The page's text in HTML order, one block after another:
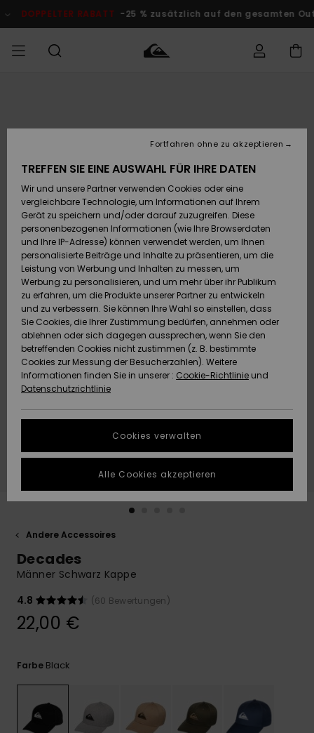
Produktinformation
DOPPELTER RABATT -25 % zusätzlich auf den gesamten
Accessoires
Schuhe&
Flip-Flops
Surf
Snow
Brandneu
Highlights
Accessoires
Schuhe&
Flip-Flops
Surf
Snow
Brandneu
Highlights
FRAUEN
Brandneu
Highlights
Snow
SURF
Kinder
Highlights
Community
SNOW
Snow Shop
Kinder
Snow Shop
Damen
Highlights
Community
DOPPELTER
RABATT
KINDER
Outlet
Frauen
HILFE & KONTAKT
Retouren
Bezahlung
Geschenkkarte
Quiksilver
Freedom
Datenschutz
Starten Sie eine
um die
schnellste
Antwort auf Ihre
erhalten.
Finden Sie
Antworten auf
die häufigsten
Fragen sowie
NACHHALTIGKEIT
SHOPS
QUIKSILVER APP
WUNSCHLISTE
Andere Accessoires
Decades
Männer Schwarz Kappe
4.8
(60 Bewertungen)
22,00 €
Farbe Black
TREFFEN SIE EINE AUSWAHL FÜR IHRE DATEN
Wir und unsere Partner verwenden Cookies oder eine
vergleichbare Technologie, um Informationen auf Ihrem
Gerät zu speichern und/oder darauf zuzugreifen. Diese
personenbezogenen Informationen (wie Ihre Browserdaten
und Ihre IP-Adresse) können verwendet werden, um Ihnen
personalisierte Beiträge und Inhalte zu präsentieren, um die
Leistung von Werbung und Inhalten zu messen, um
Werbung zu personalisieren, und um mehr über ihr Publikum
zu erfahren, um die Produkte unserer Partner zu entwickeln
und zu verbessern. Sie können Ihre Wahl so einstellen, dass
Sie Cookies, die Ihrer Zustimmung bedürfen, annehmen oder
ablehnen oder sich dagegen aussprechen, wenn Sie den
betreffenden Cookies nicht zustimmen (z. B. bestimmte
Cookies zur Messung der Besucherzahlen). Weitere
Informationen finden Sie in unserer : Cookie-Richtlinie und
Datenschutzrichtlinie
Cookies verwalten
Fortfahren ohne zu akzeptieren
Alle Cookies akzeptieren